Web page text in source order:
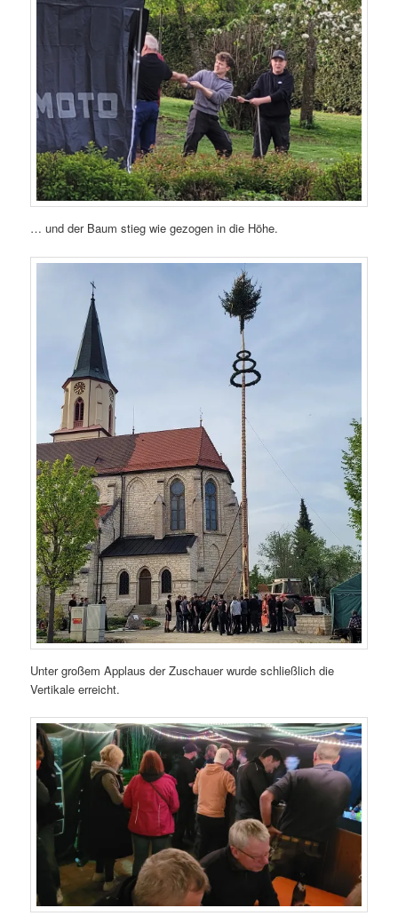
… und der Baum stieg wie gezogen in die Höhe.
Unter großem Applaus der Zuschauer wurde schließlich die
Vertikale erreicht.